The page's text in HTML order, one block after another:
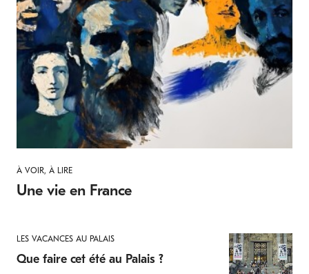
À VOIR, À LIRE
Une vie en France
LES VACANCES AU PALAIS
Que faire cet été au Palais ?